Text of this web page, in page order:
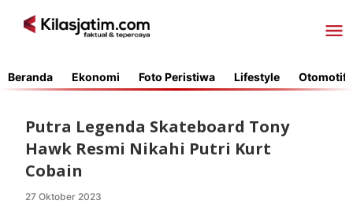
Beranda Ekonomi Foto Peristiwa Lifestyle Otomotif
Putra Legenda Skateboard Tony
Hawk Resmi Nikahi Putri Kurt
Cobain
27 Oktober 2023